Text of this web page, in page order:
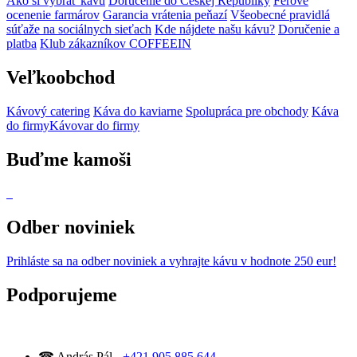
ocenenie farmárov Garancia vrátenia peňazí Všeobecné pravidlá
súťaže na sociálnych sieťach Kde nájdete našu kávu? Doručenie a
platba Klub zákazníkov COFFEEIN
Veľkoobchod
Kávový catering Káva do kaviarne Spolupráca pre obchody Káva
do firmyKávovar do firmy
Buďme kamoši
Odber noviniek
Prihláste sa na odber noviniek a vyhrajte kávu v hodnote 250 eur!
Podporujeme